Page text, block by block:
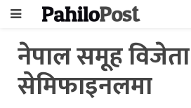
नेपाल समूह
सेमिफाइनलमा